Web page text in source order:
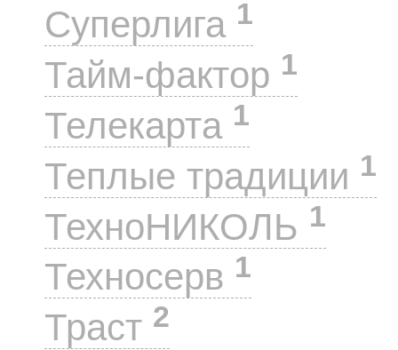
Суперлига 1
Тайм-фактор 1
Телекарта 1
Теплые традиции 1
ТехноНИКОЛЬ 1
Техносерв 1
Траст 2